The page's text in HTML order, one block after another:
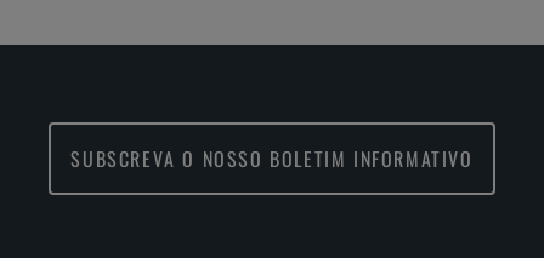
SUBSCREVA O NOSSO BOLETIM INFORMATIVO